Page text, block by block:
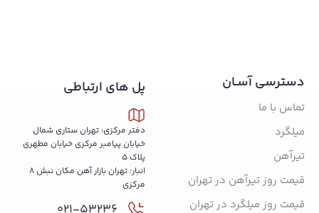
دسترسی آسـان
تماس با ما
میلگرد
تیرآهن
قیمت روز تیرآهن در تهران
قیمت روز میلگرد در تهران
پل های ارتباطی
دفتر مرکزی: تهران ستاری شمال
خیابان پیامبر مرکزی خیابان مطهری
پلاک 5
انبار: تهران بازار آهن مکان نبش 8
مرکزی